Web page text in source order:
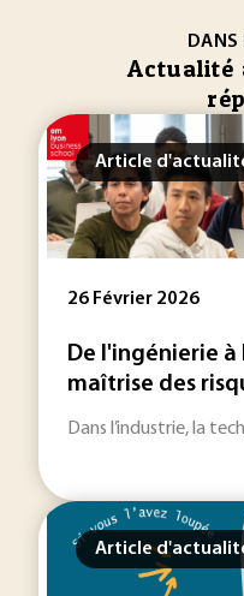
DANS
Actualité
Article
26 Février 2026
De l'ingénierie à
maîtrise des
Dans l’industrie, la
Article